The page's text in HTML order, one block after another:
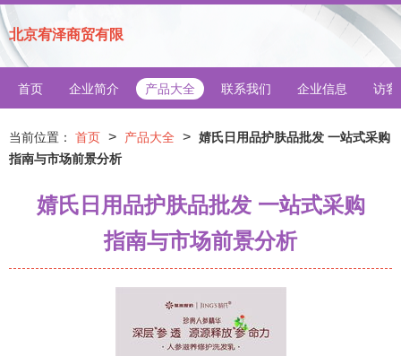
北京宥泽商贸有限
首页 企业简介 产品大全 联系我们 企业信息 访客
当前位置： 首页 > 产品大全 > 婧氏日用品护肤品批发 一站式采购
指南与市场前景分析
婧氏日用品护肤品批发 一站式采购
指南与市场前景分析